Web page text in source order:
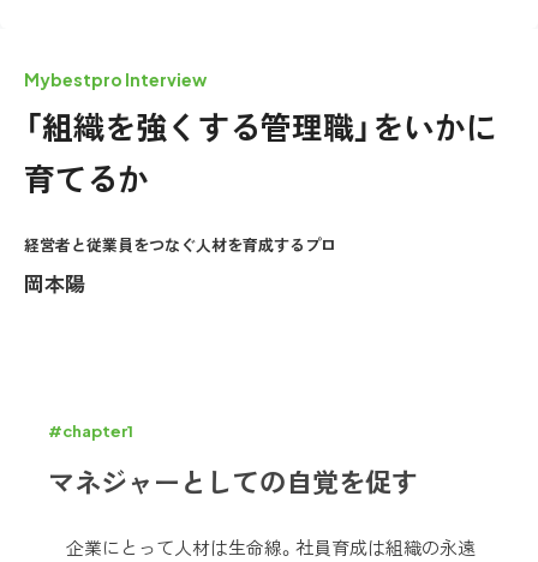
Mybestpro Interview
「組織を強くする管理職」をいかに
育てるか
経営者と従業員をつなぐ人材を育成するプロ
岡本陽
#chapter1
マネジャーとしての自覚を促す
企業にとって人材は生命線。社員育成は組織の永遠